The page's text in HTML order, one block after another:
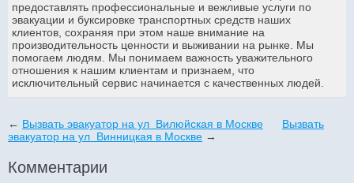
предоставлять профессиональные и вежливые услуги по
эвакуации и буксировке транспортных средств наших
клиентов, сохраняя при этом наше внимание на
производительность ценности и выживании на рынке. Мы
помогаем людям. Мы понимаем важность уважительного
отношения к нашим клиентам и признаем, что
исключительный сервис начинается с качественных людей.
← Вызвать эвакуатор на ул Вилюйская в Москве
Вызвать
эвакуатор на ул Винницкая в Москве →
Комментарии